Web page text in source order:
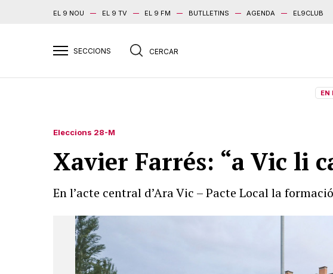
EL 9 NOU EL 9 TV EL 9 FM BUTLLETINS AGENDA EL9CLUB
EN
Eleccions 28-M
Xavier Farrés: “a Vic li
En l’acte central d’Ara Vic – Pacte Local la